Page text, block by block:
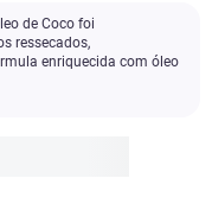
de Coco foi
ressecados,
enriquecida com óleo